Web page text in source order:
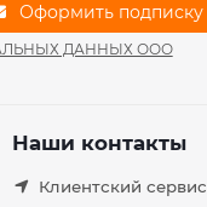
Оформить подписку
ДАННЫХ ООО
Наши контакты
Клиентский сервис